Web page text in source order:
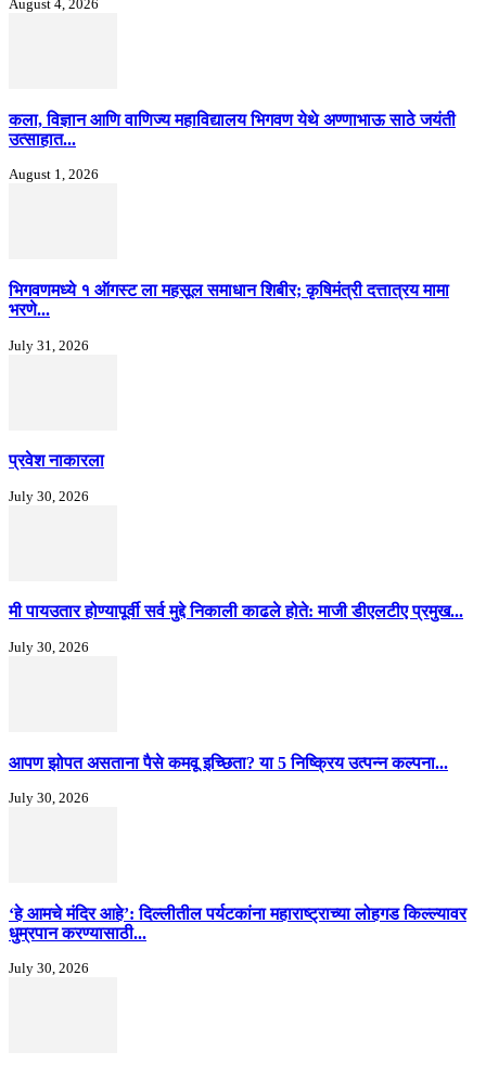
August 4, 2026
कला, विज्ञान आणि वाणिज्य महाविद्यालय भिगवण येथे अण्णाभाऊ साठे जयंती
उत्साहात...
August 1, 2026
भिगवणमध्ये १ ऑगस्ट ला महसूल समाधान शिबीर; कृषिमंत्री दत्तात्रय मामा
भरणे...
July 31, 2026
प्रवेश नाकारला
July 30, 2026
मी पायउतार होण्यापूर्वी सर्व मुद्दे निकाली काढले होते: माजी डीएलटीए प्रमुख...
July 30, 2026
आपण झोपत असताना पैसे कमवू इच्छिता? या 5 निष्क्रिय उत्पन्न कल्पना...
July 30, 2026
‘हे आमचे मंदिर आहे’: दिल्लीतील पर्यटकांना महाराष्ट्राच्या लोहगड किल्ल्यावर
धुम्रपान करण्यासाठी...
July 30, 2026